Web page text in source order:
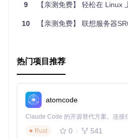
9 【亲测免费】 轻松在 Linux 上安装
10 【亲测免费】 联想服务器SR650RAID卡530-8i驱
热门项目推荐
atomcode
Rust
0 541